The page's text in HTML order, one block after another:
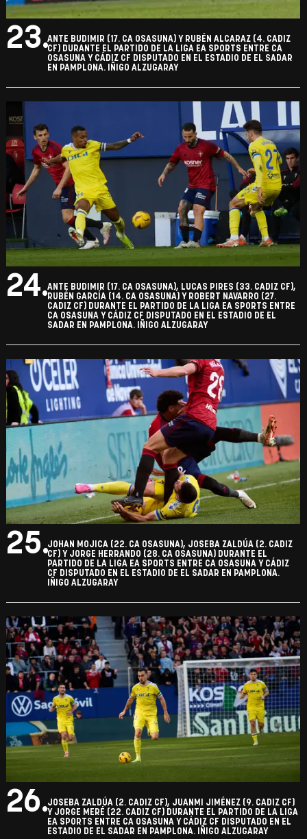
23.ANTE BUDIMIR (17. CA OSASUNA) Y RUBÉN ALCARAZ (4. CADIZ
CF) DURANTE EL PARTIDO DE LA LIGA EA SPORTS ENTRE CA
OSASUNA Y CÁDIZ CF DISPUTADO EN EL ESTADIO DE EL SADAR
EN PAMPLONA. IÑIGO ALZUGARAY
24.ANTE BUDIMIR (17. CA OSASUNA), LUCAS PIRES (33. CADIZ CF),
RUBÉN GARCÍA (14. CA OSASUNA) Y ROBERT NAVARRO (27.
CADIZ CF) DURANTE EL PARTIDO DE LA LIGA EA SPORTS ENTRE
CA OSASUNA Y CÁDIZ CF DISPUTADO EN EL ESTADIO DE EL
SADAR EN PAMPLONA. IÑIGO ALZUGARAY
25.JOHAN MOJICA (22. CA OSASUNA), JOSEBA ZALDÚA (2. CADIZ
CF) Y JORGE HERRANDO (28. CA OSASUNA) DURANTE EL
PARTIDO DE LA LIGA EA SPORTS ENTRE CA OSASUNA Y CÁDIZ
CF DISPUTADO EN EL ESTADIO DE EL SADAR EN PAMPLONA.
IÑIGO ALZUGARAY
26.JOSEBA ZALDÚA (2. CADIZ CF), JUANMI JIMÉNEZ (9. CADIZ CF)
Y JORGE MERÉ (22. CADIZ CF) DURANTE EL PARTIDO DE LA LIGA
EA SPORTS ENTRE CA OSASUNA Y CÁDIZ CF DISPUTADO EN EL
ESTADIO DE EL SADAR EN PAMPLONA. IÑIGO ALZUGARAY